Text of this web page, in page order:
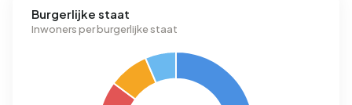
Burgerlijke staat
Inwoners per burgerlijke staat